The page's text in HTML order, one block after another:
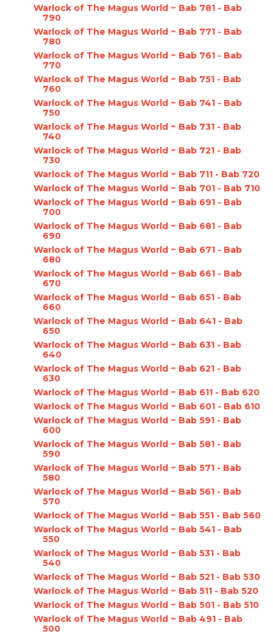
Warlock of The Magus World ~ Bab 781 - Bab
790
Warlock of The Magus World ~ Bab 771 - Bab
780
Warlock of The Magus World ~ Bab 761 - Bab
770
Warlock of The Magus World ~ Bab 751 - Bab
760
Warlock of The Magus World ~ Bab 741 - Bab
750
Warlock of The Magus World ~ Bab 731 - Bab
740
Warlock of The Magus World ~ Bab 721 - Bab
730
Warlock of The Magus World ~ Bab 711 - Bab 720
Warlock of The Magus World ~ Bab 701 - Bab 710
Warlock of The Magus World ~ Bab 691 - Bab
700
Warlock of The Magus World ~ Bab 681 - Bab
690
Warlock of The Magus World ~ Bab 671 - Bab
680
Warlock of The Magus World ~ Bab 661 - Bab
670
Warlock of The Magus World ~ Bab 651 - Bab
660
Warlock of The Magus World ~ Bab 641 - Bab
650
Warlock of The Magus World ~ Bab 631 - Bab
640
Warlock of The Magus World ~ Bab 621 - Bab
630
Warlock of The Magus World ~ Bab 611 - Bab 620
Warlock of The Magus World ~ Bab 601 - Bab 610
Warlock of The Magus World ~ Bab 591 - Bab
600
Warlock of The Magus World ~ Bab 581 - Bab
590
Warlock of The Magus World ~ Bab 571 - Bab
580
Warlock of The Magus World ~ Bab 561 - Bab
570
Warlock of The Magus World ~ Bab 551 - Bab 560
Warlock of The Magus World ~ Bab 541 - Bab
550
Warlock of The Magus World ~ Bab 531 - Bab
540
Warlock of The Magus World ~ Bab 521 - Bab 530
Warlock of The Magus World ~ Bab 511 - Bab 520
Warlock of The Magus World ~ Bab 501 - Bab 510
Warlock of The Magus World ~ Bab 491 - Bab
500